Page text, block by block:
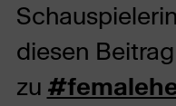
diesen Beitrag
zu